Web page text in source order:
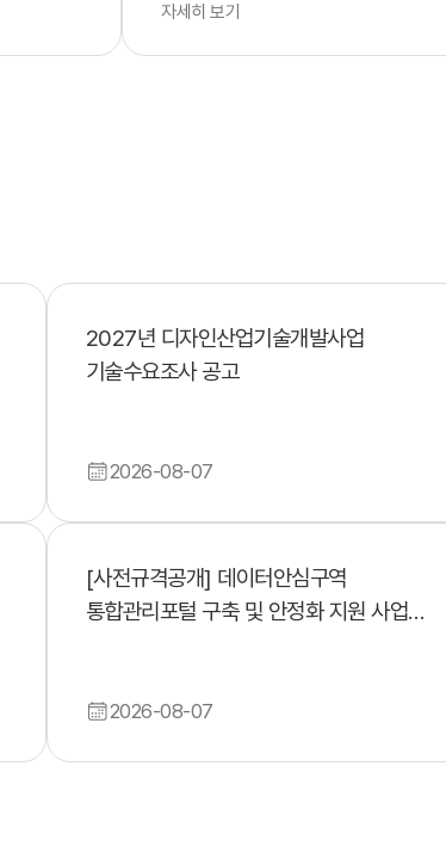
자세히 보기
2027년 디자인산업기술개발사업
기술수요조사 공고
2026-08-07
[사전규격공개] 데이터안심구역
통합관리포털 구축 및 안정화 지원 사업
2026-08-07